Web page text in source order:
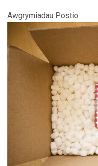
Awgrymiadau Postio